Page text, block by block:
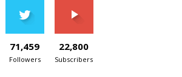
71,459
Followers
22,800
Subscribers